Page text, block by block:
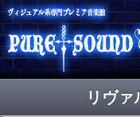
リヴ